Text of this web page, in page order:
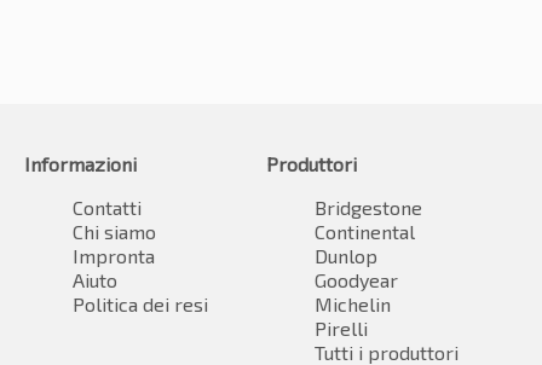
Informazioni
Contatti
Chi siamo
Impronta
Aiuto
Politica dei resi
Produttori
Bridgestone
Continental
Dunlop
Goodyear
Michelin
Pirelli
Tutti i produttori